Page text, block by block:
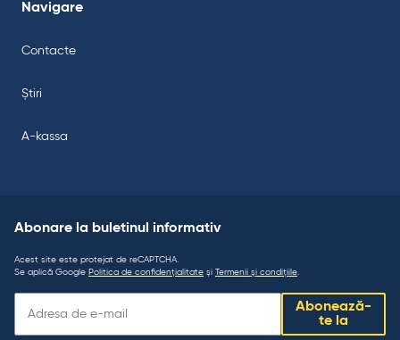
Navigare
Contacte
Știri
A-kassa
Abonare la buletinul informativ
Acest site este protejat de reCAPTCHA.
Se aplică Google Politica de confidențialitate și Termenii și condițiile.
Abonează-
te la